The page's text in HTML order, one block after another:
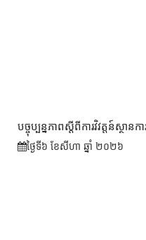
បច្ចុប្បន្នភាពស្ដីពីការវិវត្តន៍ស្ថាន
ថ្ងៃទី៦ ខែ​សីហា ឆ្នាំ ២០២៦